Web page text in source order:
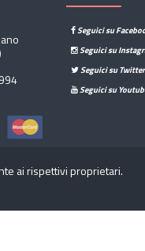
Seguici su
Seguici su
Seguici su Twitter
Seguici su
ai rispettivi proprietari.